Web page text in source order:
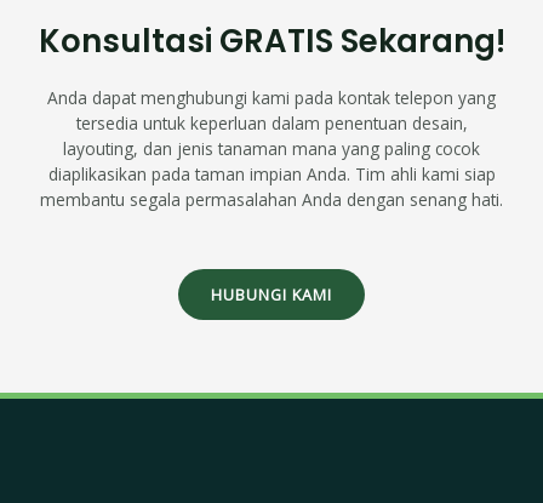
Konsultasi GRATIS Sekarang!
Anda dapat menghubungi kami pada kontak telepon yang
tersedia untuk keperluan dalam penentuan desain,
layouting, dan jenis tanaman mana yang paling cocok
diaplikasikan pada taman impian Anda. Tim ahli kami siap
membantu segala permasalahan Anda dengan senang hati.
HUBUNGI KAMI